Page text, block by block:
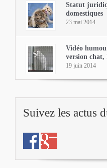
Statut
domestiques
23 mai 2014
Vidéo
version chat,
19 juin 2014
Suivez les actus